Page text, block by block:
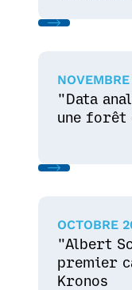
"Data
une forêt
OCTOBRE
"Albert
premier
Kronos